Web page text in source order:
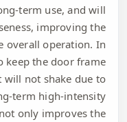
term use, and will
improving the
overall operation. In
keep the door frame
will not shake due to
term high-intensity
only improves the